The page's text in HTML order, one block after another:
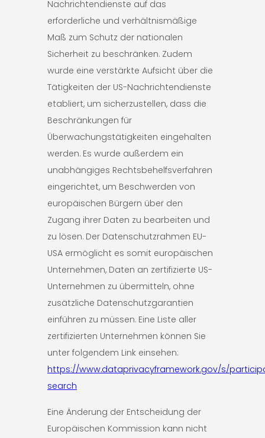
Nachrichtendienste auf das
erforderliche und verhältnismäßige
Maß zum Schutz der nationalen
Sicherheit zu beschränken. Zudem
wurde eine verstärkte Aufsicht über die
Tätigkeiten der US-Nachrichtendienste
etabliert, um sicherzustellen, dass die
Beschränkungen für
Überwachungstätigkeiten eingehalten
werden. Es wurde außerdem ein
unabhängiges Rechtsbehelfsverfahren
eingerichtet, um Beschwerden von
europäischen Bürgern über den
Zugang ihrer Daten zu bearbeiten und
zu lösen. Der Datenschutzrahmen EU-
USA ermöglicht es somit europäischen
Unternehmen, Daten an zertifizierte US-
Unternehmen zu übermitteln, ohne
zusätzliche Datenschutzgarantien
einführen zu müssen. Eine Liste aller
zertifizierten Unternehmen können Sie
unter folgendem Link einsehen:
https://www.dataprivacyframework.gov/s/
search
Eine Änderung der Entscheidung der
Europäischen Kommission kann nicht